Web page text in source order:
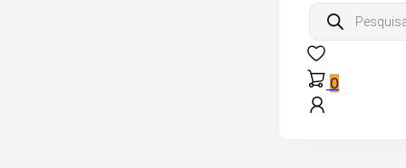
Products
search
0